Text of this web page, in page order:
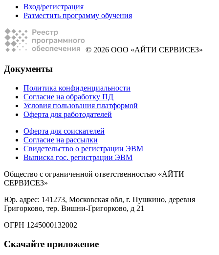
Вход/регистрация
Разместить программу обучения
© 2026 ООО «АЙТИ СЕРВИСЕЗ»
Документы
Политика конфиденциальности
Согласие на обработку ПД
Условия пользования платформой
Оферта для работодателей
Оферта для соискателей
Согласие на рассылки
Свидетельство о регистрации ЭВМ
Выписка гос. регистрации ЭВМ
Общество с ограниченной ответственностью «АЙТИ
СЕРВИСЕЗ»
Юр. адрес: 141273, Московская обл, г. Пушкино, деревня
Григорково, тер. Вишни-Григорково, д 21
ОГРН 1245000132002
Скачайте приложение